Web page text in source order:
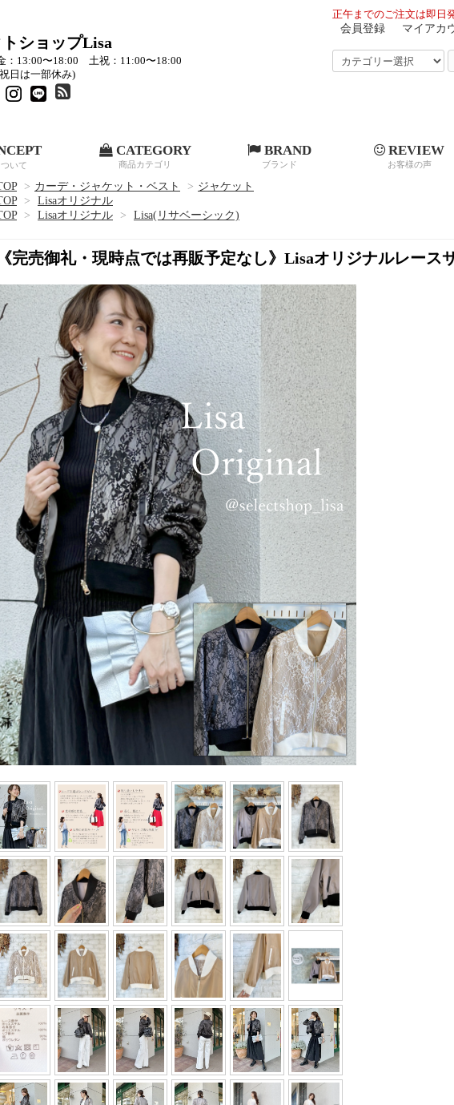
正午までのご注文は即日
会員登録 マイアカ
ショップLisa
：13:00〜18:00 土祝：11:00〜18:00
日は一部休み)
いて
CATEGORY
商品カテゴリ
BRAND
ブランド
REVIEW
お客様の声
> カーデ・ジャケット・ベスト > ジャケット
>
Lisaオリジナル
> Lisaオリジナル > Lisa(リサベーシック)
《完売御礼・現時点では再販予定なし》Lisaオリジナルレース